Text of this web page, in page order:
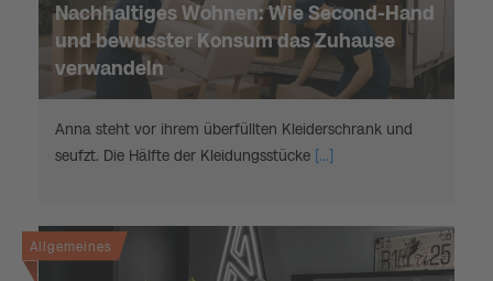
Nachhaltiges Wohnen: Wie Second-Hand
und bewusster Konsum das Zuhause
verwandeln
Anna steht vor ihrem überfüllten Kleiderschrank und
seufzt. Die Hälfte der Kleidungsstücke [...]
Allgemeines